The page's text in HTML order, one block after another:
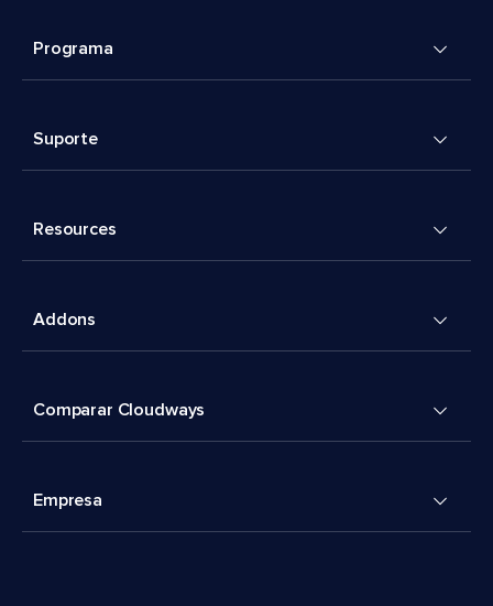
Programa
Suporte
Resources
Addons
Comparar Cloudways
Empresa